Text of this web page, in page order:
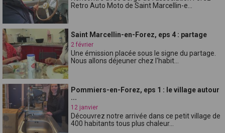
Retro Auto Moto de Saint Marcellin-e...
Saint Marcellin-en-Forez, eps 4 : partage
2 février
Une émission placée sous le signe du partage.
Nous allons déjeuner chez l'habit...
Pommiers-en-Forez, eps 1 : le village autour
...
12 janvier
Découvrez notre arrivée dans ce petit village de
400 habitants tous plus chaleur...